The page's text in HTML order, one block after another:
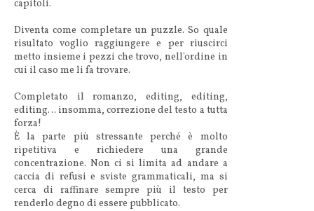
capitoli.
Diventa come completare un puzzle. So quale
risultato voglio raggiungere e per riuscirci
metto insieme i pezzi che trovo, nell'ordine in
cui il caso me li fa trovare.
Completato il romanzo, editing, editing,
editing… insomma, correzione del testo a tutta
forza!
È la parte più stressante perché è molto
ripetitiva e richiedere una grande
concentrazione. Non ci si limita ad andare a
caccia di refusi e sviste grammaticali, ma si
cerca di raffinare sempre più il testo per
renderlo degno di essere pubblicato.